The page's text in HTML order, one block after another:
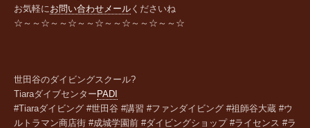
お気軽に お問い合わせメール くださいね
☆～～☆～～☆～～☆～～☆～～☆～～☆
世田谷のダイビングスクール?
Tiaraダイブセンター PADI
#Tiaraダイビング #世田谷 #講習 #ファンダイビング #祖師谷大蔵 #ウ
ルトラマン商店街 #成城学園前 #ダイビングショップ #ライセンス #ラ